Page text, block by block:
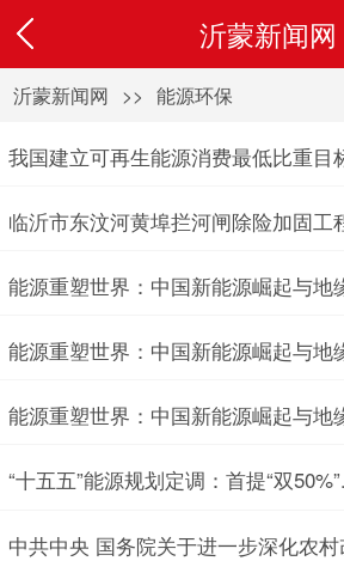
沂蒙新闻网
沂蒙新闻网 >> 能源环保
我国建立可再生能源消费最低比重
临沂市东汶河黄埠拦河闸除险加固工
能源重塑世界：中国新能源崛起与
能源重塑世界：中国新能源崛起与
能源重塑世界：中国新能源崛起与
“十五五”能源规划定调：首提“双
中共中央 国务院关于进一步深化农